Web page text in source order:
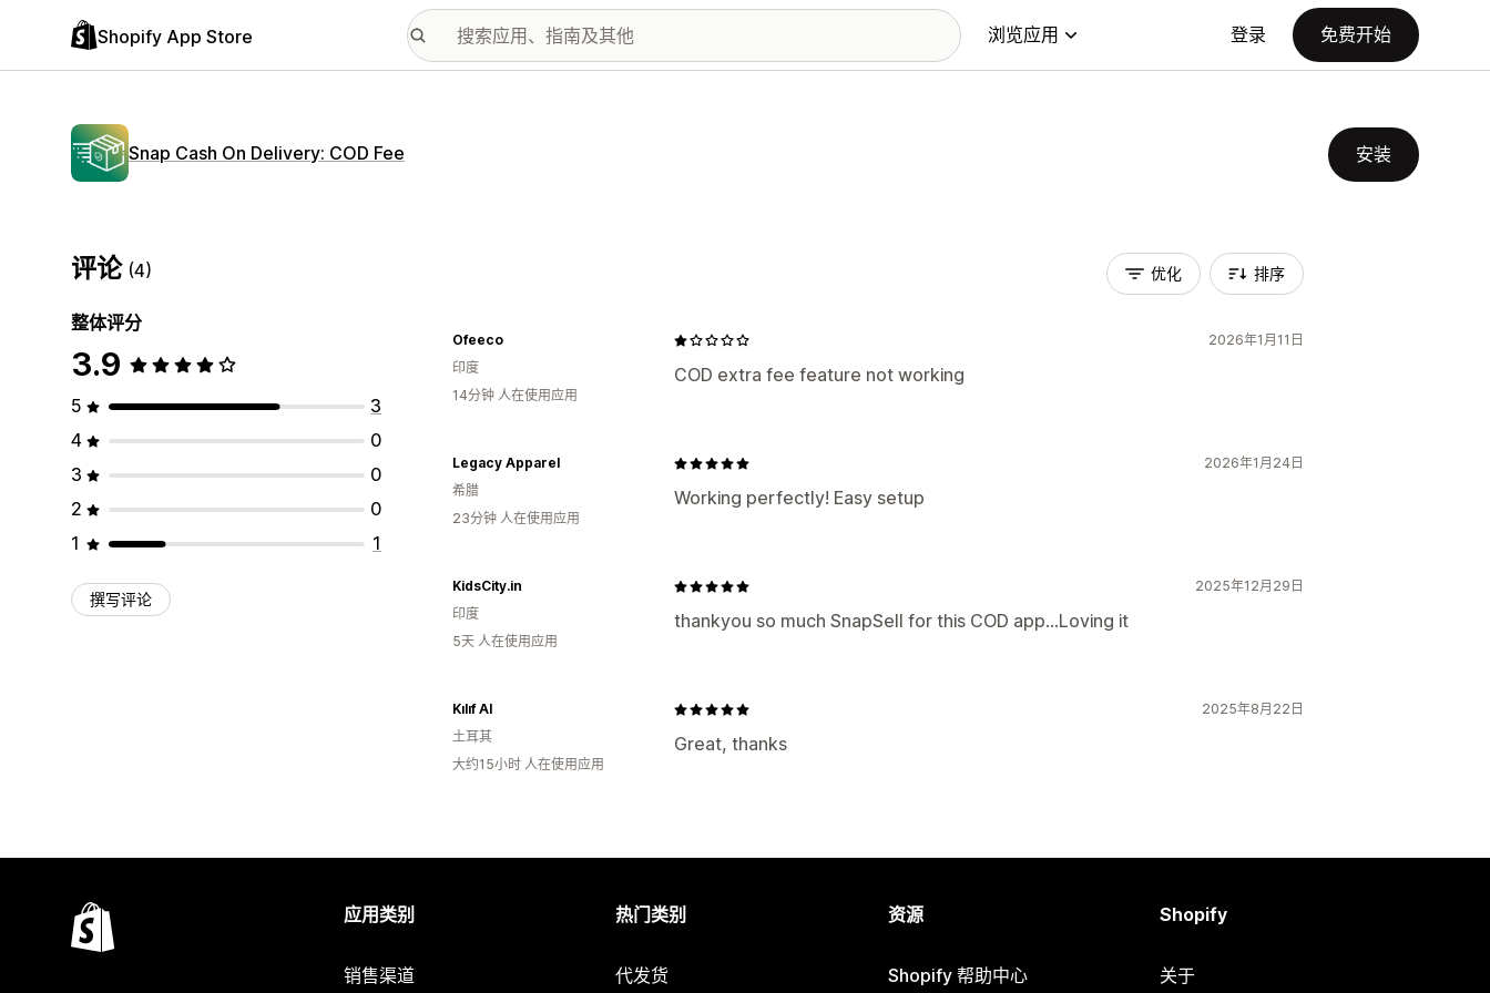
Shopify App Store 浏览应用 登录 免费开始
Snap Cash On Delivery: COD Fee 安装
评论 (4)
整体评分
3.9
5
3
4
0
3
0
2
0
1
1
撰写评论
优化 排序
2026年1月11日
COD extra fee feature not working
Ofeeco
印度
14分钟 人在使用应用
2026年1月24日
Working perfectly! Easy setup
Legacy Apparel
希腊
23分钟 人在使用应用
2025年12月29日
thankyou so much SnapSell for this COD app...Loving it
KidsCity.in
印度
5天 人在使用应用
2025年8月22日
Great, thanks
Kılıf Al
土耳其
大约15小时 人在使用应用
应用类别
销售渠道
热门类别
代发货
资源
Shopify 帮助中心
Shopify
关于